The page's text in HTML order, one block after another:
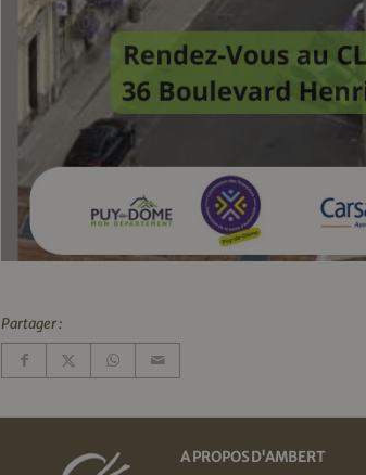
Partager :
A PROPOS D'AMBERT